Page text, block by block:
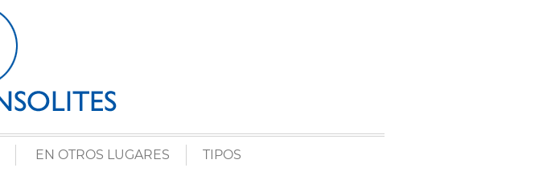
EN OTROS LUGARES TIPOS